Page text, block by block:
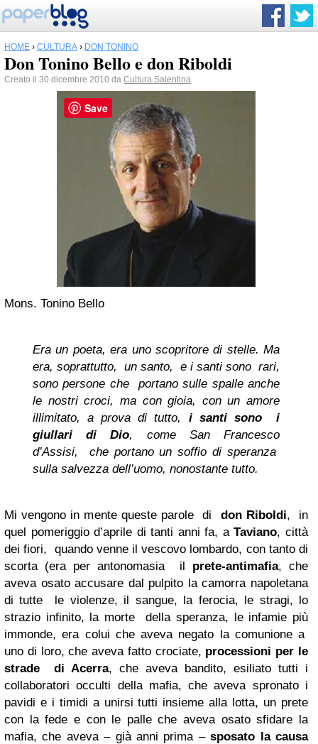
HOME › CULTURA › DON TONINO
Don Tonino Bello e don Riboldi
Creato il 30 dicembre 2010 da Cultura Salentina
Mons. Tonino Bello
Era un poeta, era uno scopritore di stelle. Ma
era, soprattutto, un santo, e i santi sono rari,
sono persone che portano sulle spalle anche
le nostri croci, ma con gioia, con un amore
illimitato, a prova di tutto, i santi sono i
giullari di Dio, come San Francesco
d’Assisi, che portano un soffio di speranza
sulla salvezza dell’uomo, nonostante tutto.
Mi vengono in mente queste parole di don Riboldi, in
quel pomeriggio d’aprile di tanti anni fa, aTaviano, città
dei fiori, quando venne il vescovo lombardo, con tanto di
scorta (era per antonomasia il prete-antimafia, che
aveva osato accusare dal pulpito la camorra napoletana
di tutte le violenze, il sangue, la ferocia, le stragi, lo
strazio infinito, la morte della speranza, le infamie più
immonde, era colui che aveva negato la comunione a
uno di loro, che aveva fatto crociate, processioni per le
strade di Acerra, che aveva bandito, esiliato tutti i
collaboratori occulti della mafia, che aveva spronato i
pavidi e i timidi a unirsi tutti insieme alla lotta, un prete
con la fede e con le palle che aveva osato sfidare la
mafia, che aveva – già anni prima –sposato la causa
Save